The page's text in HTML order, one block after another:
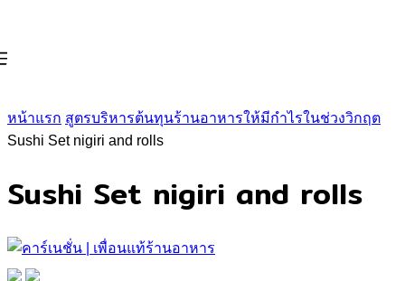
หน้าแรก สูตรบริหารต้นทุนร้านอาหารให้มีกำไรในช่วงวิกฤต
Sushi Set nigiri and rolls
Sushi Set nigiri and rolls